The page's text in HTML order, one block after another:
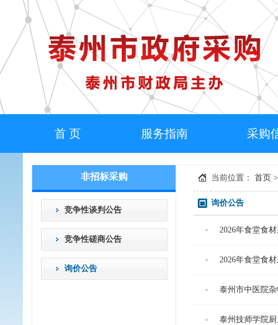
首 页 服务指南 采购
非招标采购
竞争性谈判公告
竞争性磋商公告
询价公告
当前位置： 首页 >
询价公告
2026年食堂食
2026年食堂食
泰州市中医院
泰州技师学院